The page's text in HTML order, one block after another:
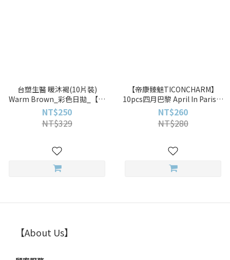
台塑生醫 暖沐褐(10片裝)
Warm Brown_彩色日拋_【台
塑生醫_BIOVISION_冰河】
10pcs
NT$250
NT$329
【帝康臻魅TICONCHARM】
10pcs四月巴黎 April In Paris彩
色日拋
NT$260
NT$280
【About Us】